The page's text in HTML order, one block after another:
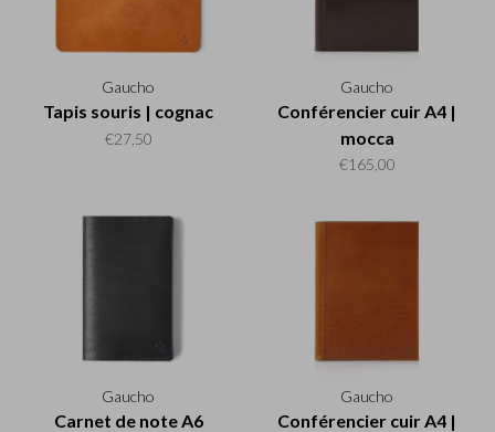
Gaucho
Tapis souris | cognac
€27,50
Gaucho
Conférencier cuir A4 |
mocca
€165,00
Gaucho
Carnet de note A6
Gaucho
Conférencier cuir A4 |